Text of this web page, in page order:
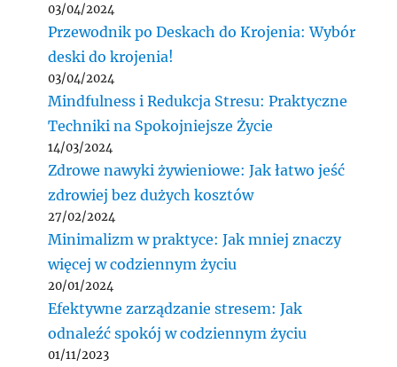
03/04/2024
Przewodnik po Deskach do Krojenia: Wybór
deski do krojenia!
03/04/2024
Mindfulness i Redukcja Stresu: Praktyczne
Techniki na Spokojniejsze Życie
14/03/2024
Zdrowe nawyki żywieniowe: Jak łatwo jeść
zdrowiej bez dużych kosztów
27/02/2024
Minimalizm w praktyce: Jak mniej znaczy
więcej w codziennym życiu
20/01/2024
Efektywne zarządzanie stresem: Jak
odnaleźć spokój w codziennym życiu
01/11/2023